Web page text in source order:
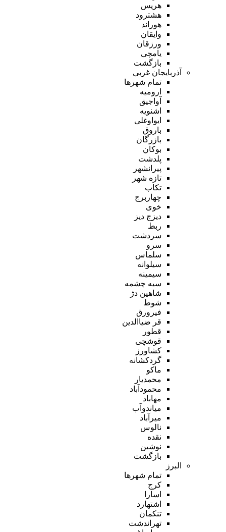
هریس
هشترود
هوراند
وایقان
ورزقان
یامچی
بازگشت
آذربایجان غربی
تمام شهر‌ها
ارومیه
آواجیق
اشنویه
ایواوغلی
باروق
بازرگان
بوکان
پلدشت
پیرانشهر
تازه شهر
تکاب
چهاربرج
خوی
دیزج دیز
ربط
سردشت
سرو
سلماس
سیلوانه
سیمینه
سیه چشمه
شاهین دژ
شوط
فیرورق
قر ضیاالدین
قطور
قوشچی
کشاورز
گردکشانه
ماکو
محمدیار
محمودآباد
مهاباد
میاندوآب
میرآباد
نالوس
نقده
نوشین
بازگشت
البرز
تمام شهر‌ها
کرج
اسارا
اشتهارد
تنکمان
تهراندشت